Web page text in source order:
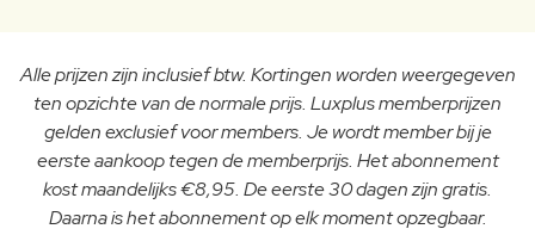
Alle prijzen zijn inclusief btw. Kortingen worden weergegeven
ten opzichte van de normale prijs. Luxplus memberprijzen
gelden exclusief voor members. Je wordt member bij je
eerste aankoop tegen de memberprijs. Het abonnement
kost maandelijks €8,95. De eerste 30 dagen zijn gratis.
Daarna is het abonnement op elk moment opzegbaar.